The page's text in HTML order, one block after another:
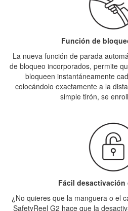
Función de
La nueva función de parada
de bloqueo incorporados, permite
bloqueen instantáneamente
colocándolo exactamente a la
simple tirón, se
Fácil
¿No quieres que la manguera o el
SafetyReel G2 hace que la